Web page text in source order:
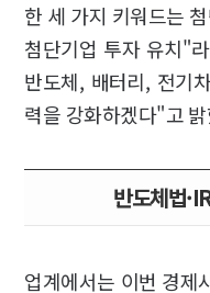
한 세 가지 키워드는
첨단기업 투자 유치"
반도체, 배터리, 전기
력을 강화하겠다"고
반도체법
업계에서는 이번 경제